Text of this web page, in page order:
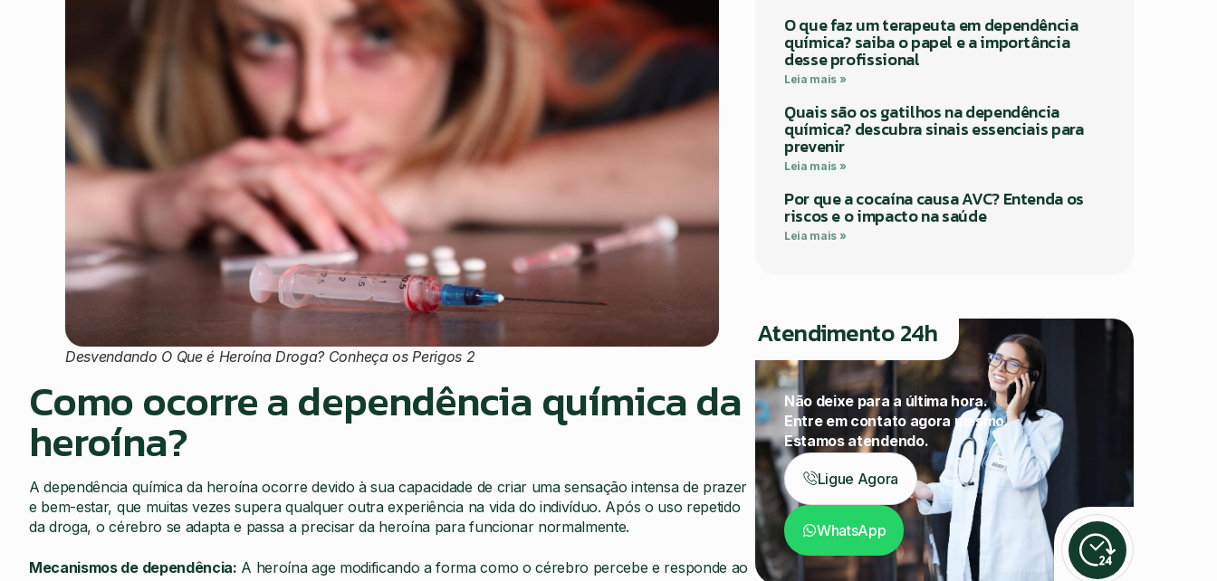
Desvendando O Que é Heroína Droga? Conheça os Perigos 2
Como ocorre a dependência química da
heroína?
A dependência química da heroína ocorre devido à sua capacidade de criar uma sensação intensa de prazer
e bem-estar, que muitas vezes supera qualquer outra experiência na vida do indivíduo. Após o uso repetido
da droga, o cérebro se adapta e passa a precisar da heroína para funcionar normalmente.
Mecanismos de dependência: A heroína age modificando a forma como o cérebro percebe e responde ao
O que faz um terapeuta em dependência
química? saiba o papel e a importância
desse profissional
Leia mais »
Quais são os gatilhos na dependência
química? descubra sinais essenciais para
prevenir
Leia mais »
Por que a cocaína causa AVC? Entenda os
riscos e o impacto na saúde
Leia mais »
Atendimento 24h
Não deixe para a última hora.
Entre em contato agora mesmo.
Estamos atendendo.
Ligue Agora
WhatsApp